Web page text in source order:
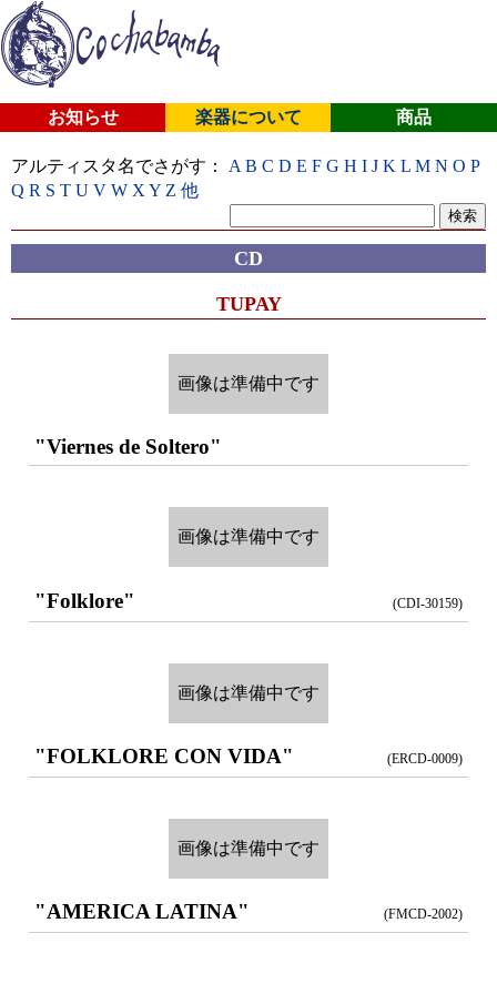
お知らせ 楽器について 商品
アルティスタ名でさがす： A B C D E F G H I J K L M N O P
Q R S T U V W X Y Z 他
CD
TUPAY
画像は準備中です
"Viernes de Soltero"
画像は準備中です
"Folklore" (CDI-30159)
画像は準備中です
"FOLKLORE CON VIDA" (ERCD-0009)
画像は準備中です
"AMERICA LATINA" (FMCD-2002)